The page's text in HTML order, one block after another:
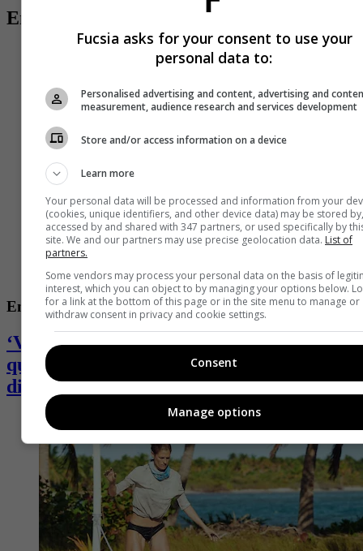
Entradas relacionadas
Entretenimiento
‘Valkyria’, ganadora del ‘Desafió’, se
quebró y desahogó en redes: pasa por
difícil momento
Fucsia asks for your consent to use your
personal data to:
Personalised advertising and content, advertising and
measurement, audience research and services development
Store and/or access information on a device
Learn more
Your personal data will be processed and information from your
(cookies, unique identifiers, and other device data) may be stored by,
accessed by and shared with 347 partners, or used specifically by
site. We and our partners may use precise geolocation data. List of
partners.
Some vendors may process your personal data on the basis of
interest, which you can object to by managing your options below.
for a link at the bottom of this page or in the site menu to manage or
withdraw consent in privacy and cookie settings.
Consent
Manage options